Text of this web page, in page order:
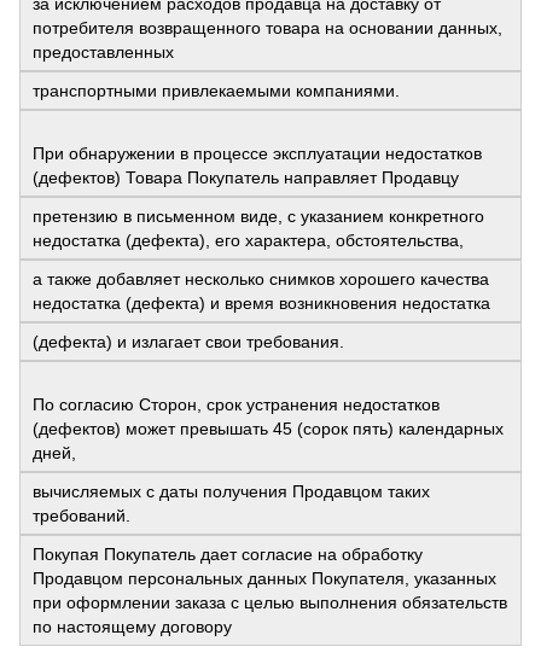
за исключением расходов продавца на доставку от
потребителя возвращенного товара на основании данных,
предоставленных
транспортными привлекаемыми компаниями.
При обнаружении в процессе эксплуатации недостатков
(дефектов) Товара Покупатель направляет Продавцу
претензию в письменном виде, с указанием конкретного
недостатка (дефекта), его характера, обстоятельства,
а также добавляет несколько снимков хорошего качества
недостатка (дефекта) и время возникновения недостатка
(дефекта) и излагает свои требования.
По согласию Сторон, срок устранения недостатков
(дефектов) может превышать 45 (сорок пять) календарных
дней,
вычисляемых с даты получения Продавцом таких
требований.
Покупая Покупатель дает согласие на обработку
Продавцом персональных данных Покупателя, указанных
при оформлении заказа с целью выполнения обязательств
по настоящему договору